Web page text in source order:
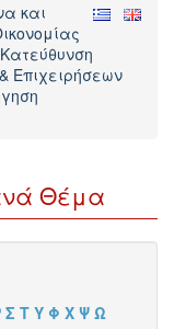
και
Κατεύθυνση
Επιχειρήσεων
Θέμα
Σ Τ Υ Φ Χ Ψ Ω